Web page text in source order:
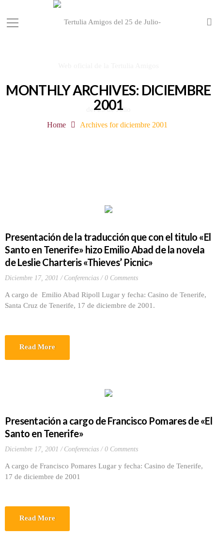
MONTHLY ARCHIVES: DICIEMBRE
2001
Home Archives for diciembre 2001
Presentación de la traducción que con el titulo «El
Santo en Tenerife» hizo Emilio Abad de la novela
de Leslie Charteris «Thieves’ Picnic»
Diciembre 17, 2001 Conferencias 0 Comments
A cargo de Emilio Abad Ripoll Lugar y fecha: Casino de Tenerife,
Santa Cruz de Tenerife, 17 de diciembre de 2001.
Read More
Presentación a cargo de Francisco Pomares de «El
Santo en Tenerife»
Diciembre 17, 2001 Conferencias 0 Comments
A cargo de Francisco Pomares Lugar y fecha: Casino de Tenerife,
17 de diciembre de 2001
Read More